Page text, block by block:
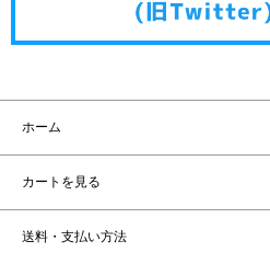
ホーム
カートを見る
送料・支払い方法